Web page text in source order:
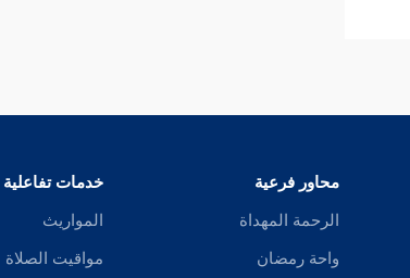
محاور فرعية
الرحمة المهداة
واحة رمضان
خدمات تفاعلية
المواريث
مواقيت الصلاة